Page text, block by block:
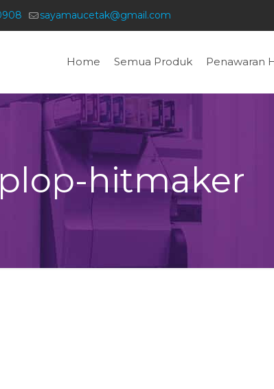
sayamaucetak@gmail.com
Home Semua Produk Penawaran
hitmaker